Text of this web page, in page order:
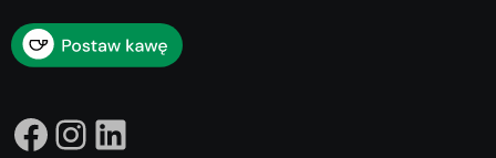
Facebook
Instagram
LinkedIn